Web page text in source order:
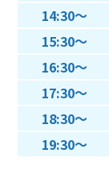
14:30～
15:30～
16:30～
17:30～
18:30～
19:30～